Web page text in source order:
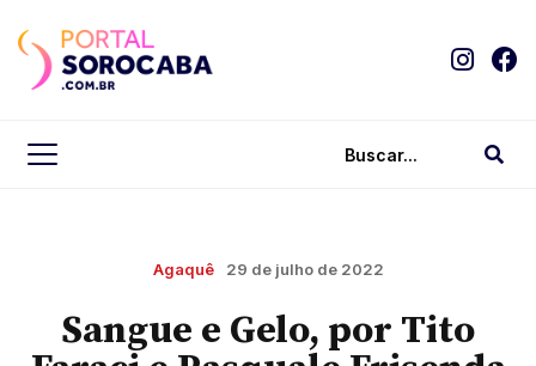
Agaquê 29 de julho de 2022
Sangue e Gelo, por Tito